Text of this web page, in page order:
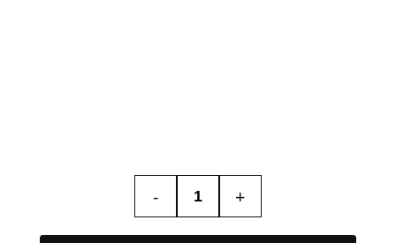
-
Cantitate
Calendare
+